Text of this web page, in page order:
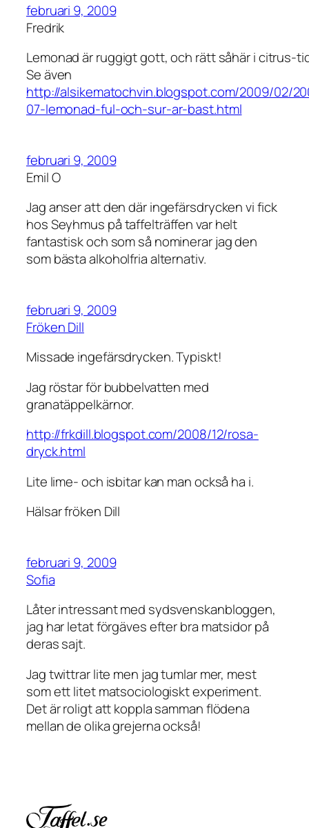
februari 9, 2009
Fredrik
Lemonad är ruggigt gott, och rätt såhär i citrus-
Se även
http://alsikematochvin.blogspot.com/2009/02/
07-lemonad-ful-och-sur-ar-bast.html
februari 9, 2009
Emil O
Jag anser att den där ingefärsdrycken vi fick
hos Seyhmus på taffelträffen var helt
fantastisk och som så nominerar jag den
som bästa alkoholfria alternativ.
februari 9, 2009
Fröken Dill
Missade ingefärsdrycken. Typiskt!
Jag röstar för bubbelvatten med
granatäppelkärnor.
http://frkdill.blogspot.com/2008/12/rosa-
dryck.html
Lite lime- och isbitar kan man också ha i.
Hälsar fröken Dill
februari 9, 2009
Sofia
Låter intressant med sydsvenskanbloggen,
jag har letat förgäves efter bra matsidor på
deras sajt.
Jag twittrar lite men jag tumlar mer, mest
som ett litet matsociologiskt experiment.
Det är roligt att koppla samman flödena
mellan de olika grejerna också!